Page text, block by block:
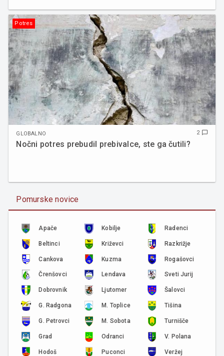
Potres
GLOBALNO 2 chat_bubble_outline
Nočni potres prebudil prebivalce, ste ga čutili?
Pomurske novice
Apače
Beltinci
Cankova
Črenšovci
Dobrovnik
G. Radgona
G. Petrovci
Grad
Hodoš
Kobilje
Križevci
Kuzma
Lendava
Ljutomer
M. Toplice
M. Sobota
Odranci
Puconci
Radenci
Razkrižje
Rogašovci
Sveti Jurij
Šalovci
Tišina
Turnišče
V. Polana
Veržej